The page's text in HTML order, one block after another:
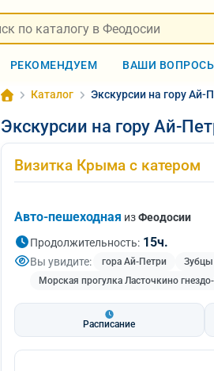
РЕКОМЕНДУЕМ ВАШИ
Каталог Экскурсии на гору Ай-
Экскурсии на гору Ай-
Визитка Крыма с катером
Авто-пешеходная изФеодосии
Продолжительность: 15ч.
Вы увидите: гора Ай-Петри
Морская прогулка Ласточкино
Расписание